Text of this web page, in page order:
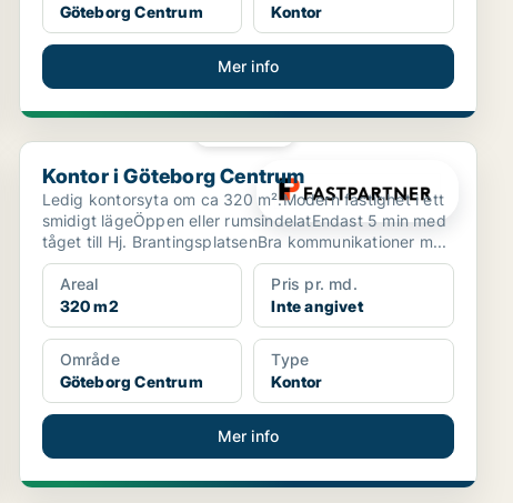
Göteborg Centrum
Kontor
Mer info
Kontor i Göteborg Centrum
Kontor i Göteborg Centrum
Ledig kontorsyta om ca 320 m².Modern fastighet i ett
smidigt lägeÖppen eller rumsindelatEndast 5 min med
tåget till Hj. BrantingsplatsenBra kommunikationer m...
Areal
320 m2
Pris pr. md.
Inte angivet
Område
Göteborg Centrum
Type
Kontor
Mer info